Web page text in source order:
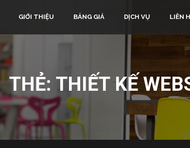
GIỚI THIỆU BẢNG GIÁ DỊCH VỤ LIÊN
THẺ: THIẾT KẾ